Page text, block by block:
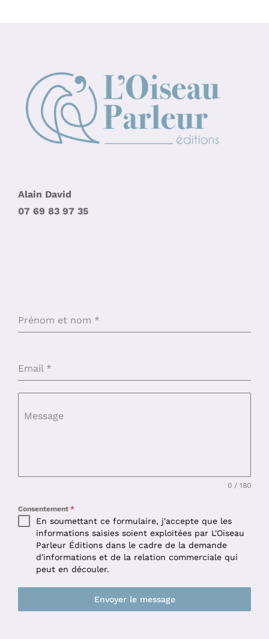
Alain David
07 69 83 97 35
Prénom et nom *
Email *
Message
0 / 180
Consentement *
En soumettant ce formulaire, j'accepte que les
informations saisies soient exploitées par L'Oiseau
Parleur Éditions dans le cadre de la demande
d'informations et de la relation commerciale qui
peut en découler.
Envoyer le message